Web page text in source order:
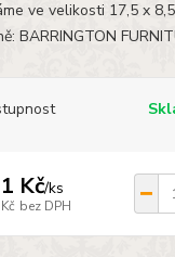
ve velikosti 17,5 x
BARRINGTON
Kč/ks
bez DPH